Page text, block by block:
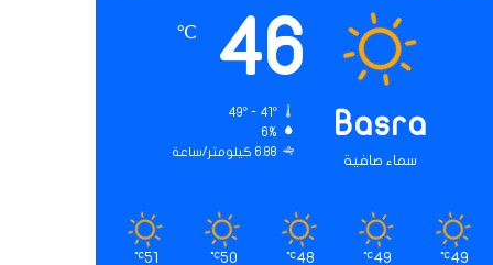
Basra
سماء صافية
46
℃
49º - 41º
6%
6.88 كيلومتر/ساعة
49
℃
49
℃
48
℃
50
℃
51
℃